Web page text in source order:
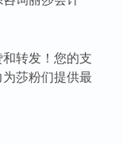
转发！您的支
莎粉们提供最